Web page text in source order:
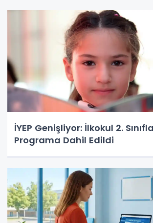
İYEP Genişliyor: İlkokul 2.
Programa Dahil Edildi